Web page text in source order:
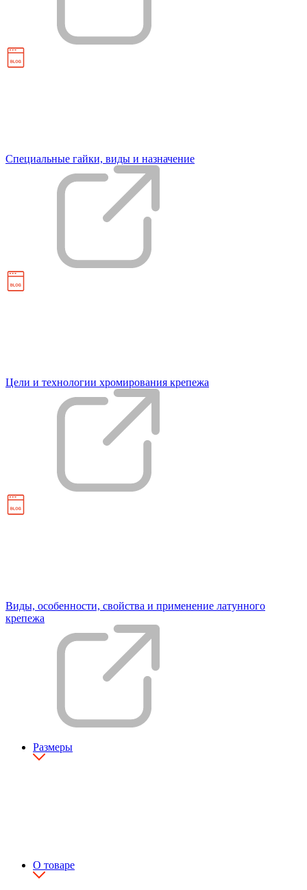
Специальные гайки, виды и назначение
Цели и технологии хромирования крепежа
Виды, особенности, свойства и применение латунного
крепежа
Размеры
О товаре